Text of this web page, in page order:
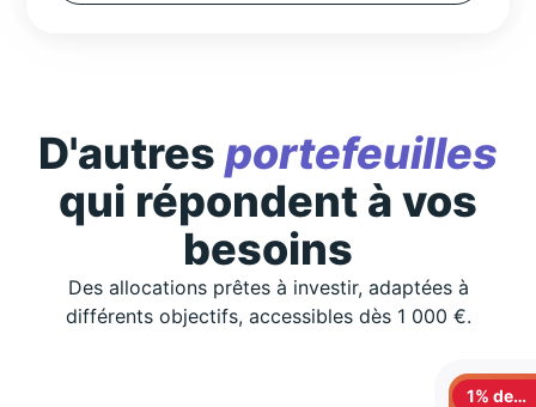
D'autres portefeuilles
qui répondent à vos
besoins
Des allocations prêtes à investir, adaptées à
différents objectifs, accessibles dès 1 000 €.
1% de